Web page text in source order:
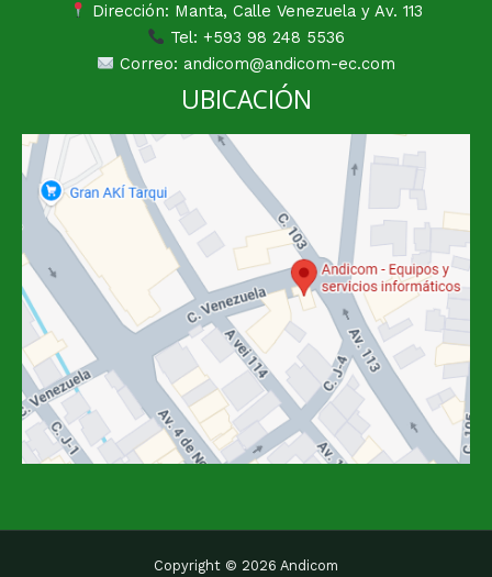
Dirección: Manta, Calle Venezuela y Av. 113
Tel: +593 98 248 5536
Correo: andicom@andicom-ec.com
UBICACIÓN
Copyright © 2026 Andicom